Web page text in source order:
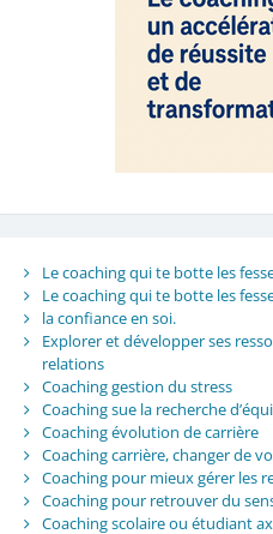
Le coaching qui te botte les
Le coaching qui te botte les
la confiance en soi.
Explorer et développer ses
relations
Coaching gestion du stress
Coaching sue la recherche
Coaching évolution de carrière
Coaching carrière, changer de
Coaching pour mieux gérer les
Coaching pour retrouver du
Coaching scolaire ou étudiant